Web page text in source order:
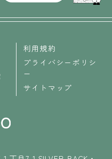
利用規約
プライバシーポリシ
ー
サイトマップ